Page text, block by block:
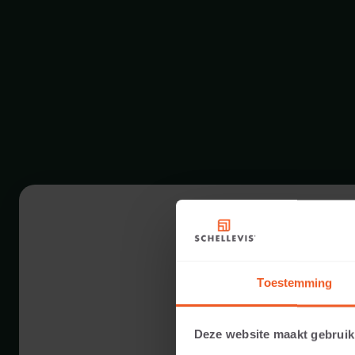
Toestemming
Deze website maakt
10 CM DICKE